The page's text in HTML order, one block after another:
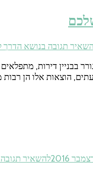
תגובה בנושא הדרך
בבניין דירות,
הוצאות אלו הן
להשאיר תגובה